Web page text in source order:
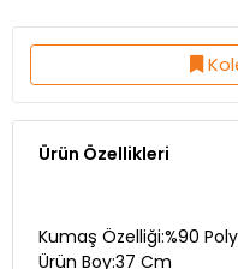
Ürün Özellikleri
Kumaş Özelliği:%90
Ürün Boy:37 Cm